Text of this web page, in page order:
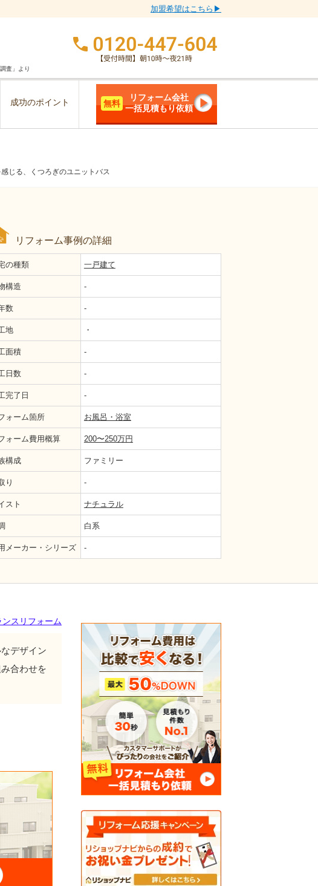
加盟希望はこちら▶
査」より
成功のポイント 無料
リフォーム会社
一括見積もり依頼
じる、くつろぎのユニットバス
リフォーム事例の詳細
の種類 一戸建て
構造 -
数 -
地 ・
面積 -
日数 -
完了日 -
ォーム箇所 お風呂・浴室
ォーム費用概算 200〜250万円
構成 ファミリー
り -
スト ナチュラル
白系
メーカー・シリーズ -
ンスリフォーム
デザイン
合わせを